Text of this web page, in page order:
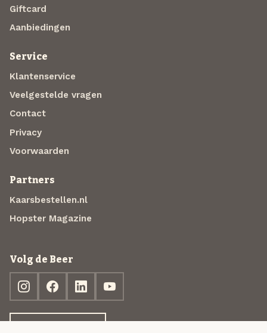
Giftcard
Aanbiedingen
Service
Klantenservice
Veelgestelde vragen
Contact
Privacy
Voorwaarden
Partners
Kaarsbestellen.nl
Hopster Magazine
Volg de Beer